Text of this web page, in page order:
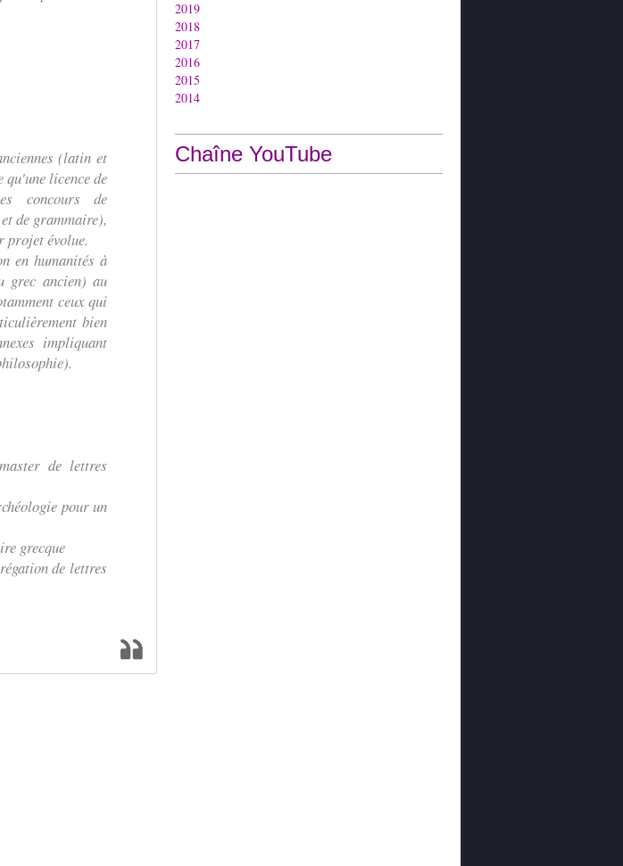
(latin et
qu'une licence de
concours de
de grammaire),
projet évolue.
en humanités à
grec ancien) au
ceux qui
bien
impliquant
de lettres
pour un
grecque
de lettres
2019
2018
2017
2016
2015
2014
Chaîne YouTube